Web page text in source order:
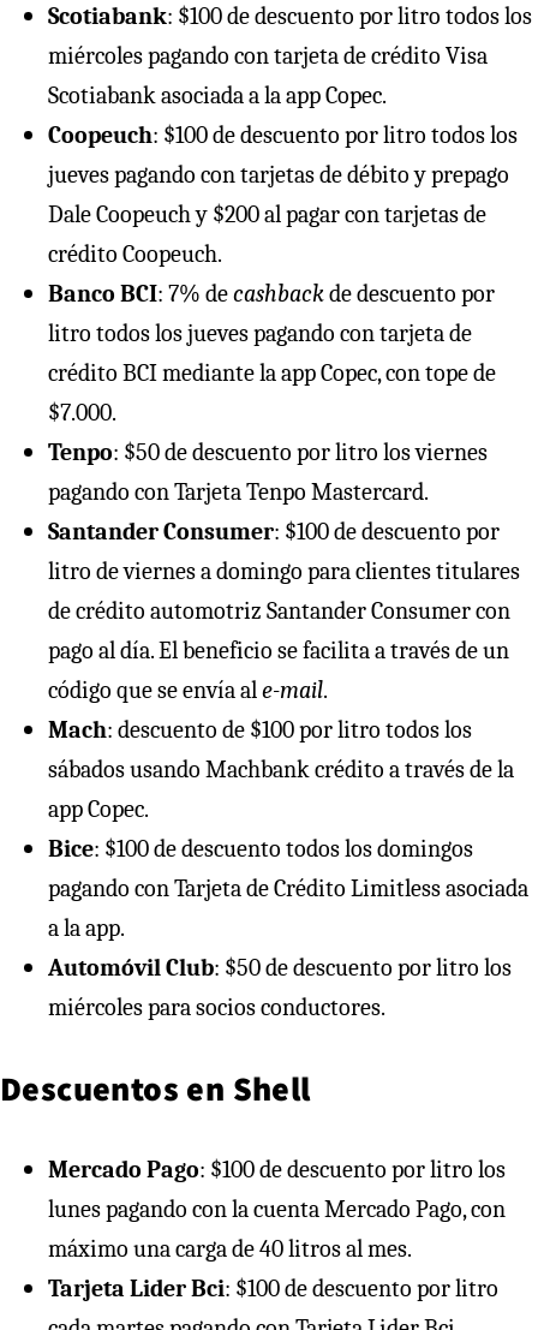
Scotiabank: $100 de descuento por litro todos los
miércoles pagando con tarjeta de crédito Visa
Scotiabank asociada a la app Copec.
Coopeuch: $100 de descuento por litro todos los
jueves pagando con tarjetas de débito y prepago
Dale Coopeuch y $200 al pagar con tarjetas de
crédito Coopeuch.
Banco BCI: 7% decashbackde descuento por
litro todos los jueves pagando con tarjeta de
crédito BCI mediante la app Copec, con tope de
$7.000.
Tenpo: $50 de descuento por litro los viernes
pagando con Tarjeta Tenpo Mastercard.
Santander Consumer: $100 de descuento por
litro de viernes a domingo para clientes titulares
de crédito automotriz Santander Consumer con
pago al día. El beneficio se facilita a través de un
código que se envía ale-mail.
Mach: descuento de $100 por litro todos los
sábados usando Machbank crédito a través de la
app Copec.
Bice: $100 de descuento todos los domingos
pagando con Tarjeta de Crédito Limitless asociada
a la app.
Automóvil Club: $50 de descuento por litro los
miércoles para socios conductores.
Descuentos en Shell
Mercado Pago: $100 de descuento por litro los
lunes pagando con la cuenta Mercado Pago, con
máximo una carga de 40 litros al mes.
Tarjeta Lider Bci: $100 de descuento por litro